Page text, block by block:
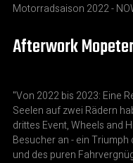
Motorradsaison 2022 -
Afterwork
"Von 2022 bis 2023: Eine
Seelen auf zwei Rädern
drittes Event, Wheels and
Besucher an - ein
und des puren